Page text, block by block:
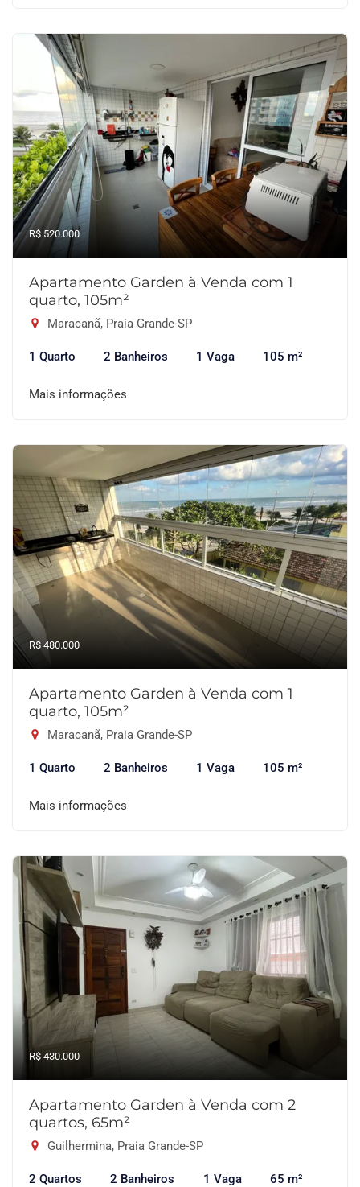
R$ 520.000
Apartamento Garden à Venda com 1
quarto, 105m²
Maracanã, Praia Grande-SP
1 Quarto 2 Banheiros 1 Vaga 105 m²
Mais informações
R$ 480.000
Apartamento Garden à Venda com 1
quarto, 105m²
Maracanã, Praia Grande-SP
1 Quarto 2 Banheiros 1 Vaga 105 m²
Mais informações
R$ 430.000
Apartamento Garden à Venda com 2
quartos, 65m²
Guilhermina, Praia Grande-SP
2 Quartos 2 Banheiros 1 Vaga 65 m²